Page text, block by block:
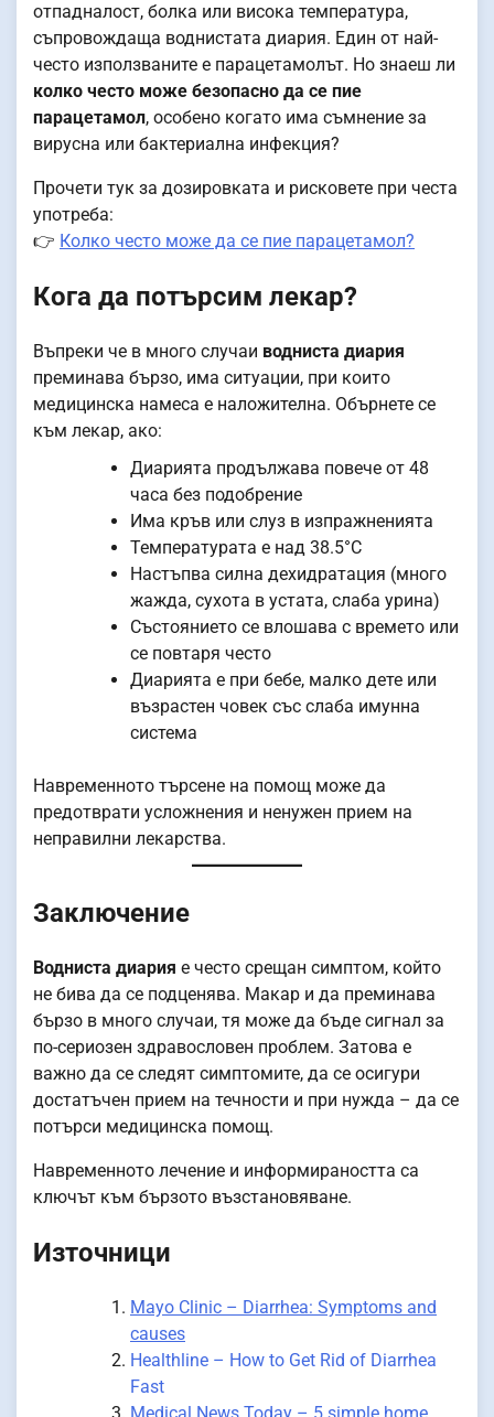
отпадналост, болка или висока температура,
съпровождаща воднистата диария. Един от най-
често използваните е парацетамолът. Но знаеш ли
колко често може безопасно да се пие
парацетамол, особено когато има съмнение за
вирусна или бактериална инфекция?
Прочети тук за дозировката и рисковете при честа
употреба:
👉 Колко често може да се пие парацетамол?
Кога да потърсим лекар?
Въпреки че в много случаи водниста диария
преминава бързо, има ситуации, при които
медицинска намеса е наложителна. Обърнете се
към лекар, ако:
Диарията продължава повече от 48
часа без подобрение
Има кръв или слуз в изпражненията
Температурата е над 38.5°C
Настъпва силна дехидратация (много
жажда, сухота в устата, слаба урина)
Състоянието се влошава с времето или
се повтаря често
Диарията е при бебе, малко дете или
възрастен човек със слаба имунна
система
Навременното търсене на помощ може да
предотврати усложнения и ненужен прием на
неправилни лекарства.
Заключение
Водниста диария е често срещан симптом, който
не бива да се подценява. Макар и да преминава
бързо в много случаи, тя може да бъде сигнал за
по-сериозен здравословен проблем. Затова е
важно да се следят симптомите, да се осигури
достатъчен прием на течности и при нужда – да се
потърси медицинска помощ.
Навременното лечение и информираността са
ключът към бързото възстановяване.
Източници
Mayo Clinic – Diarrhea: Symptoms and
causes
Healthline – How to Get Rid of Diarrhea
Fast